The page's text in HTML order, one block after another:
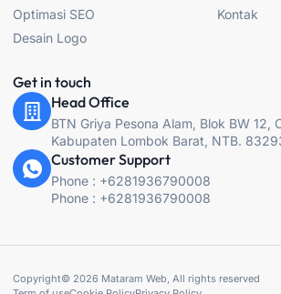
Optimasi SEO
Desain Logo
Kontak
Get in touch
Head Office
BTN Griya Pesona Alam, Blok BW 12,
Kabupaten Lombok Barat, NTB.
Customer Support
Phone : +6281936790008
Phone : +6281936790008
Copyright© 2026 Mataram Web, All rights reserved